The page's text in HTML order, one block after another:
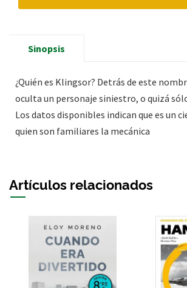
Sinopsis
¿Quién es Klingsor? Detrás de este
oculta un personaje siniestro, o quizá
Los datos disponibles indican que es un
quien son familiares la mecánica
Artículos relacionados